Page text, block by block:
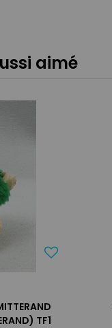
aimé
TF1